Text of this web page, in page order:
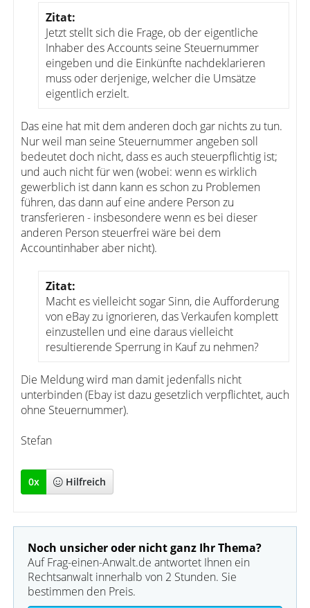
Zitat:
Jetzt stellt sich die Frage, ob der eigentliche
Inhaber des Accounts seine Steuernummer
eingeben und die Einkünfte nachdeklarieren
muss oder derjenige, welcher die Umsätze
eigentlich erzielt.
Das eine hat mit dem anderen doch gar nichts zu tun.
Nur weil man seine Steuernummer angeben soll
bedeutet doch nicht, dass es auch steuerpflichtig ist;
und auch nicht für wen (wobei: wenn es wirklich
gewerblich ist dann kann es schon zu Problemen
führen, das dann auf eine andere Person zu
transferieren - insbesondere wenn es bei dieser
anderen Person steuerfrei wäre bei dem
Accountinhaber aber nicht).
Zitat:
Macht es vielleicht sogar Sinn, die Aufforderung
von eBay zu ignorieren, das Verkaufen komplett
einzustellen und eine daraus vielleicht
resultierende Sperrung in Kauf zu nehmen?
Die Meldung wird man damit jedenfalls nicht
unterbinden (Ebay ist dazu gesetzlich verpflichtet, auch
ohne Steuernummer).
Stefan
0x Hilfreich
Noch unsicher oder nicht ganz Ihr Thema?
Auf Frag-einen-Anwalt.de antwortet Ihnen ein
Rechtsanwalt innerhalb von 2 Stunden. Sie
bestimmen den Preis.